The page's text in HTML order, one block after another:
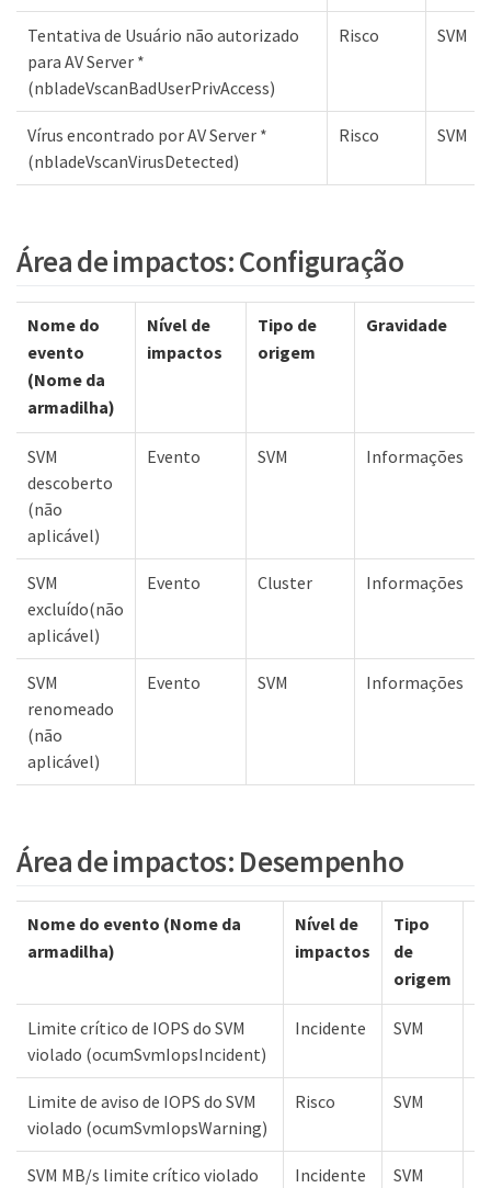
Tentativa de Usuário não autorizado
para AV Server *
(nbladeVscanBadUserPrivAccess)
Risco SVM
Vírus encontrado por AV Server *
(nbladeVscanVirusDetected)
Risco SVM
Área de impactos: Configuração
Nome do
evento
(Nome da
armadilha)
Nível de
impactos
Tipo de
origem
Gravidade
SVM
descoberto
(não
aplicável)
Evento SVM Informações
SVM
excluído(não
aplicável)
Evento Cluster Informações
SVM
renomeado
(não
aplicável)
Evento SVM Informações
Área de impactos: Desempenho
Nome do evento (Nome da
armadilha)
Nível de
impactos
Tipo
de
origem
Limite crítico de IOPS do SVM
violado (ocumSvmIopsIncident)
Incidente SVM
Limite de aviso de IOPS do SVM
violado (ocumSvmIopsWarning)
Risco SVM
SVM MB/s limite crítico violado
Incidente SVM